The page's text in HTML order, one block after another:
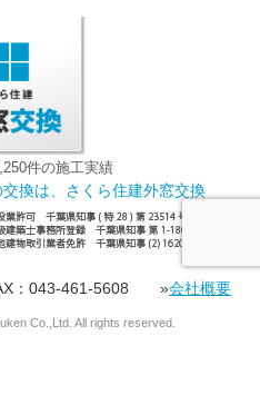
件の施工実績
換は、さくら住建外窓交換
：043-461-5608 »会社概要
Co.,Ltd. All rights reserved.